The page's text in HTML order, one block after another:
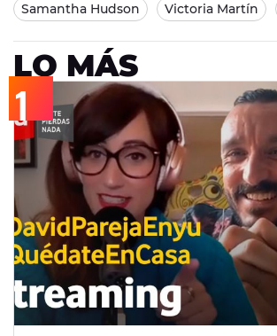
Samantha Hudson Victoria Martín
LO MÁS